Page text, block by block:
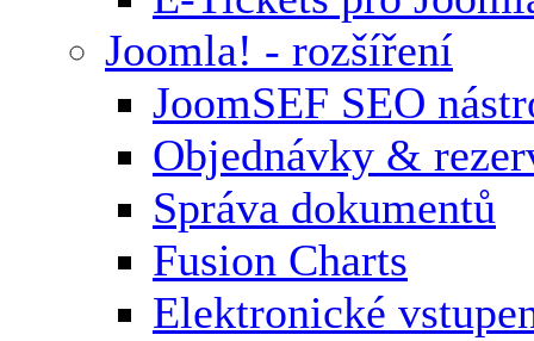
Joomla! - rozšíření
JoomSEF SEO
Objednávky &
Správa dokumentů
Fusion Charts
Elektronické